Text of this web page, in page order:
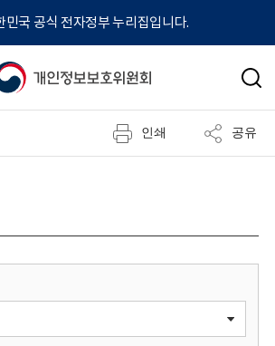
민국 공식 전자정부 누리집입니다.
검
인쇄 공유